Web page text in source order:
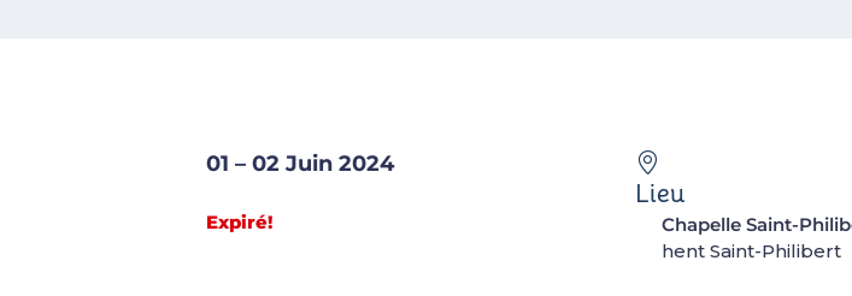
01 – 02 Juin 2024
Expiré!
Lieu
Chapelle Saint-
hent Saint-Philibert